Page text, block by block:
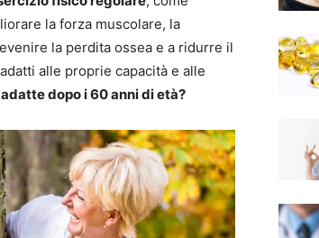
la forza muscolare, la
la perdita ossea e a ridurre il
alle proprie capacità e alle
dopo i 60 anni di età?